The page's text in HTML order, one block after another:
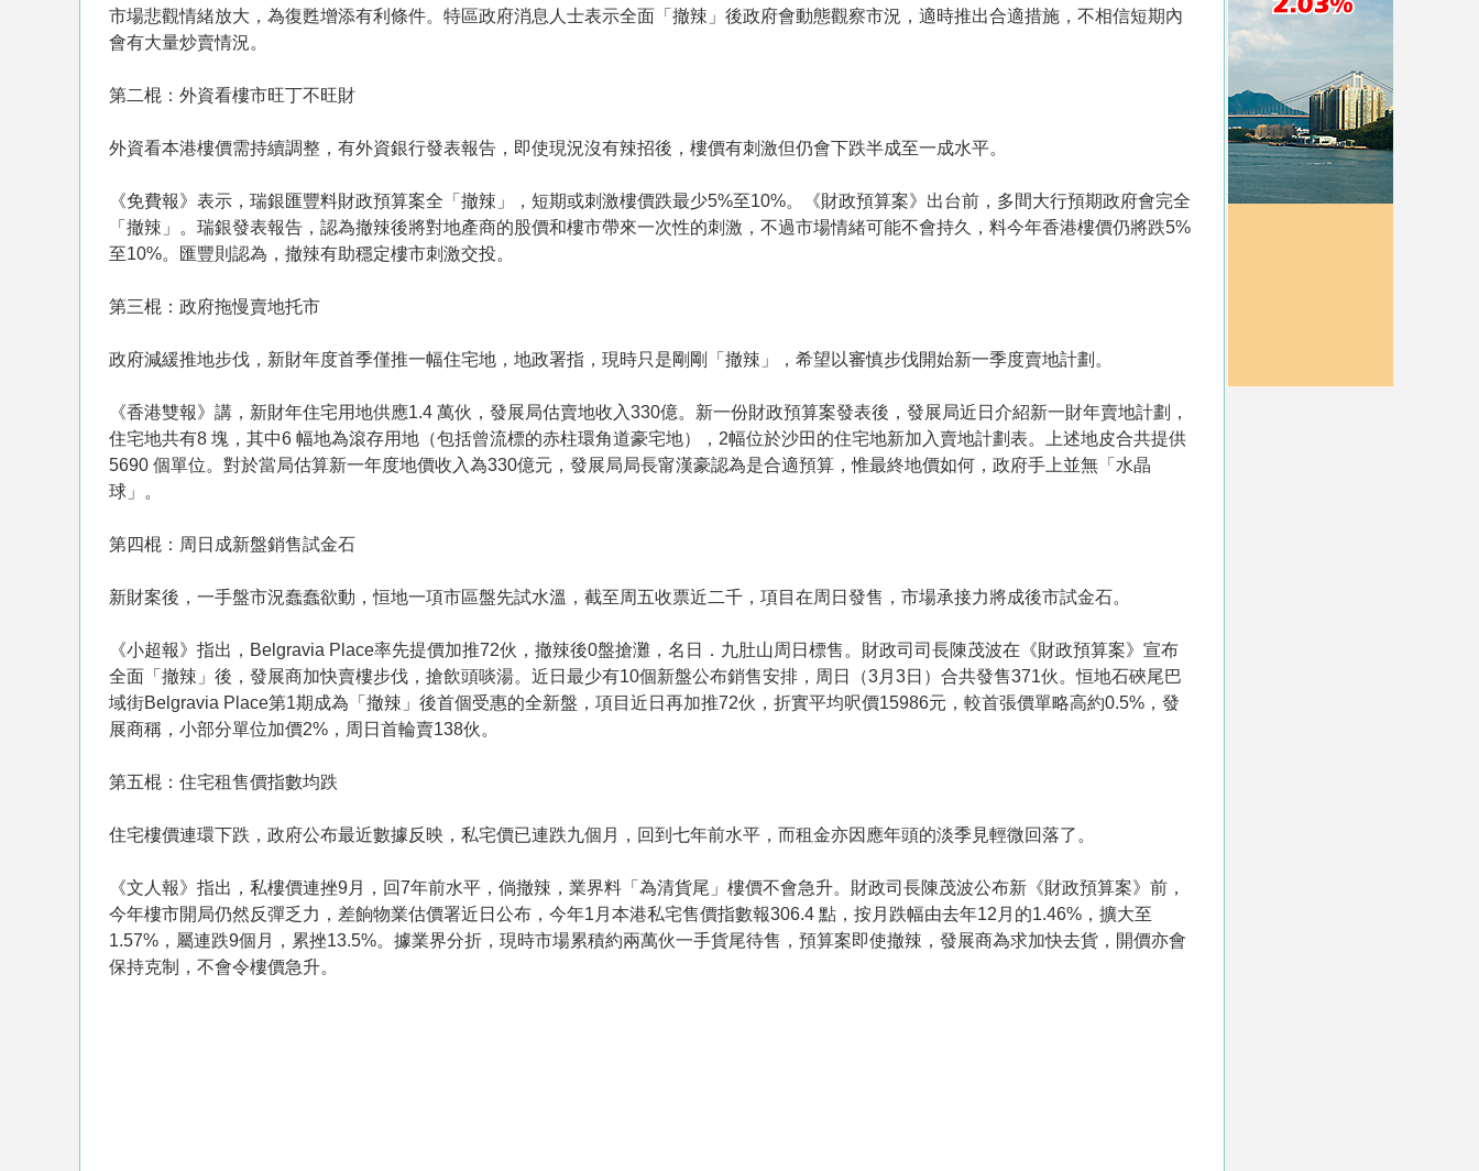
市場悲觀情緒放大，為復甦增添有利條件。特區政府消息人士表示全面「撤辣」後政府會動態觀察市況，適時推出合適措施，不相信短期內
會有大量炒賣情況。
第二棍：外資看樓市旺丁不旺財
外資看本港樓價需持續調整，有外資銀行發表報告，即使現況沒有辣招後，樓價有刺激但仍會下跌半成至一成水平。
《免費報》表示，瑞銀匯豐料財政預算案全「撤辣」，短期或刺激樓價跌最少5%至10%。《財政預算案》出台前，多間大行預期政府會完全
「撤辣」。瑞銀發表報告，認為撤辣後將對地產商的股價和樓市帶來一次性的刺激，不過市場情緒可能不會持久，料今年香港樓價仍將跌5%
至10%。匯豐則認為，撤辣有助穩定樓市刺激交投。
第三棍：政府拖慢賣地托市
政府減緩推地步伐，新財年度首季僅推一幅住宅地，地政署指，現時只是剛剛「撤辣」，希望以審慎步伐開始新一季度賣地計劃。
《香港雙報》講，新財年住宅用地供應1.4 萬伙，發展局估賣地收入330億。新一份財政預算案發表後，發展局近日介紹新一財年賣地計劃，
住宅地共有8 塊，其中6 幅地為滾存用地（包括曾流標的赤柱環角道豪宅地），2幅位於沙田的住宅地新加入賣地計劃表。上述地皮合共提供
5690 個單位。對於當局估算新一年度地價收入為330億元，發展局局長甯漢豪認為是合適預算，惟最終地價如何，政府手上並無「水晶
球」。
第四棍：周日成新盤銷售試金石
新財案後，一手盤市況蠢蠢欲動，恒地一項市區盤先試水溫，截至周五收票近二千，項目在周日發售，市場承接力將成後市試金石。
《小超報》指出，Belgravia Place率先提價加推72伙，撤辣後0盤搶灘，名日．九肚山周日標售。財政司司長陳茂波在《財政預算案》宣布
全面「撤辣」後，發展商加快賣樓步伐，搶飲頭啖湯。近日最少有10個新盤公布銷售安排，周日（3月3日）合共發售371伙。恒地石硤尾巴
域街Belgravia Place第1期成為「撤辣」後首個受惠的全新盤，項目近日再加推72伙，折實平均呎價15986元，較首張價單略高約0.5%，發
展商稱，小部分單位加價2%，周日首輪賣138伙。
第五棍：住宅租售價指數均跌
住宅樓價連環下跌，政府公布最近數據反映，私宅價已連跌九個月，回到七年前水平，而租金亦因應年頭的淡季見輕微回落了。
《文人報》指出，私樓價連挫9月，回7年前水平，倘撤辣，業界料「為清貨尾」樓價不會急升。財政司長陳茂波公布新《財政預算案》前，
今年樓市開局仍然反彈乏力，差餉物業估價署近日公布，今年1月本港私宅售價指數報306.4 點，按月跌幅由去年12月的1.46%，擴大至
1.57%，屬連跌9個月，累挫13.5%。據業界分折，現時市場累積約兩萬伙一手貨尾待售，預算案即使撤辣，發展商為求加快去貨，開價亦會
保持克制，不會令樓價急升。